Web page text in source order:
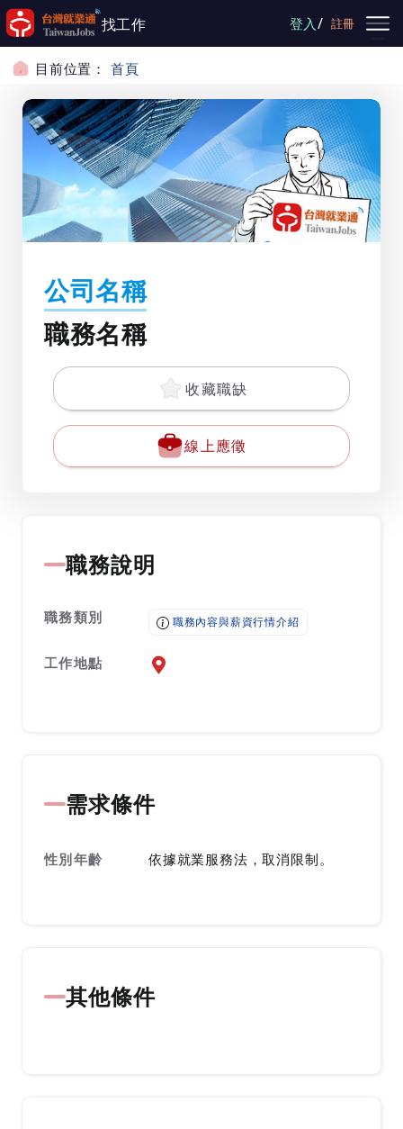
跳到主要內容
找工作 登入/ 註冊
目前位置： 首頁
公司名稱
職務名稱
收藏職缺
線上應徵
職務說明
職務類別 職務內容與薪資行情介紹
工作地點 前往查看地圖
需求條件
性別年齡 依據就業服務法，取消限制。
其他條件